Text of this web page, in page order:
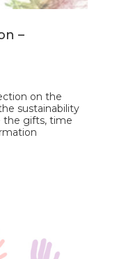
–
on the
sustainability
the gifts, time